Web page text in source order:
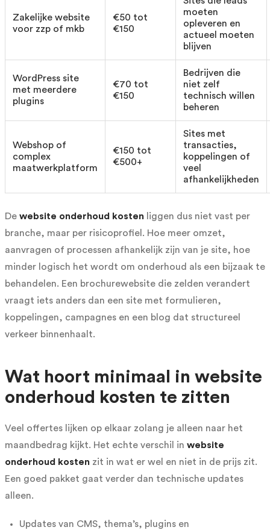
Zakelijke website
voor zzp of mkb
€50 tot
€150
moeten
opleveren en
actueel moeten
blijven
WordPress site
met meerdere
plugins
€70 tot
€150
Bedrijven die
niet zelf
technisch willen
beheren
Webshop of
complex
maatwerkplatform
€150 tot
€500+
Sites met
transacties,
koppelingen of
veel
afhankelijkheden
De website onderhoud kosten liggen dus niet vast per
branche, maar per risicoprofiel. Hoe meer omzet,
aanvragen of processen afhankelijk zijn van je site, hoe
minder logisch het wordt om onderhoud als een bijzaak te
behandelen. Een brochurewebsite die zelden verandert
vraagt iets anders dan een site met formulieren,
koppelingen, campagnes en een blog dat structureel
verkeer binnenhaalt.
Wat hoort minimaal in website
onderhoud kosten te zitten
Veel offertes lijken op elkaar zolang je alleen naar het
maandbedrag kijkt. Het echte verschil in website
onderhoud kosten zit in wat er wel en niet in de prijs zit.
Een goed pakket gaat verder dan technische updates
alleen.
Updates van CMS, thema’s, plugins en